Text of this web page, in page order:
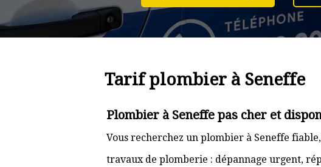
Tarif plombier à Seneffe
Plombier à Seneffe pas cher et
Vous recherchez un plombier à Seneffe
travaux de plomberie : dépannage urgent,